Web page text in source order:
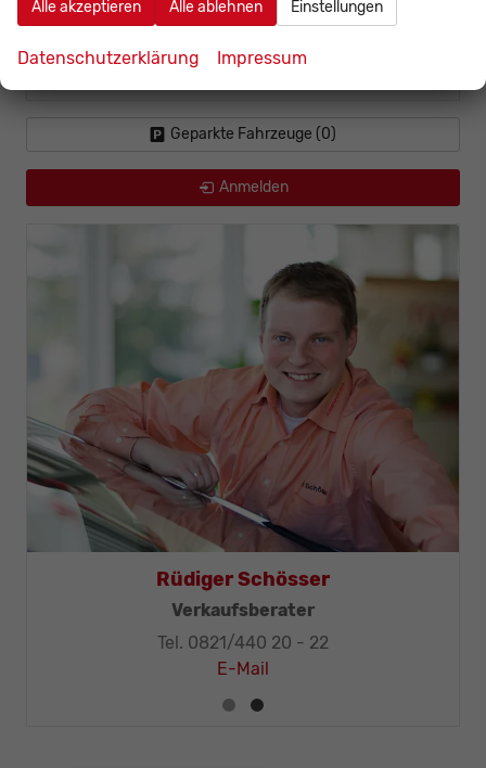
Geparkte Fahrzeuge (0)
Anmelden
Rüdiger Schösser
Verkaufsberater
Tel. 0821/440 20 - 22
E-Mail
Alle akzeptieren Alle ablehnen Einstellungen
Datenschutzerklärung Impressum